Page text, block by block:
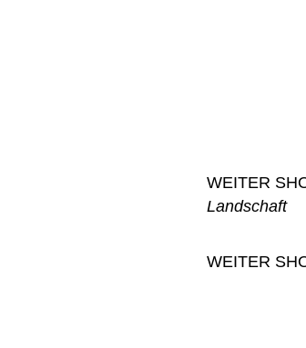
WEITER
Landschaft
WEITER